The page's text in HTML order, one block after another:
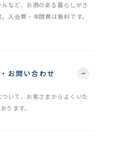
など、お酒のある暮らしがさ
入会費・年間費は無料です。
お問い合わせ
いて、お客さまからよくいた
ります。